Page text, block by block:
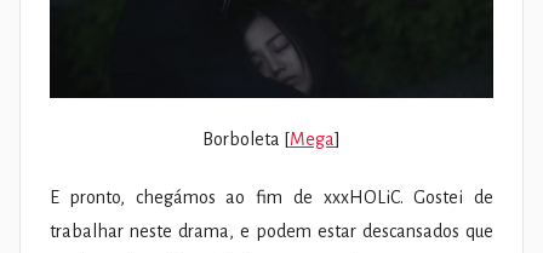
Borboleta [Mega]
E pronto, chegámos ao fim de xxxHOLiC. Gostei de
trabalhar neste drama, e podem estar descansados que